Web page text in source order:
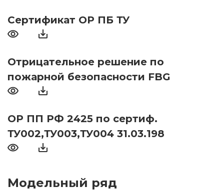
Сертификат ОР ПБ ТУ
Отрицательное решение по
пожарной безопасности FBG
ОР ПП РФ 2425 по сертиф.
ТУ002,ТУ003,ТУ004 31.03.198
Модельный ряд